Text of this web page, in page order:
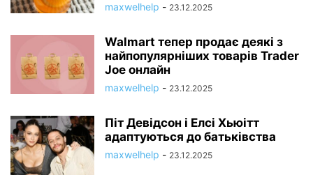
maxwelhelp - 23.12.2025
Walmart тепер продає деякі з
найпопулярніших товарів Trader
Joe онлайн
maxwelhelp - 23.12.2025
Піт Девідсон і Елсі Хьюітт
адаптуються до батьківства
maxwelhelp - 23.12.2025